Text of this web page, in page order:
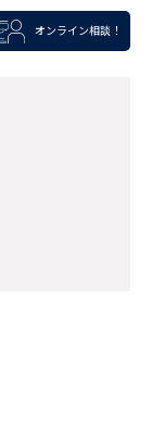
オンライン相談！